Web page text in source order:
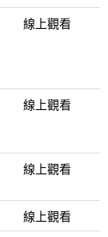
線上觀看
線上觀看
線上觀看
線上觀看